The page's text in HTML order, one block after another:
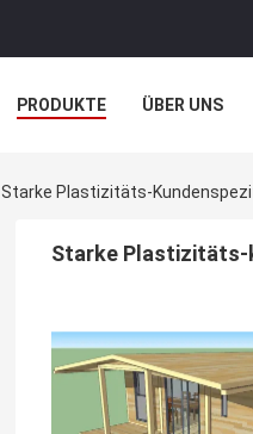
PRODUKTE ÜBER UNS
Starke Plastizitäts-
Starke Plastizitäts-